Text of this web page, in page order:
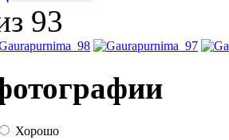
93
Хорошо